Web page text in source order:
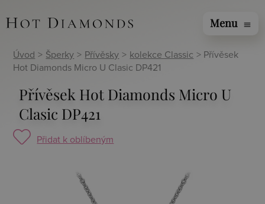
Menu menu
Úvod > Šperky > Přívěsky > kolekce Classic > Přívěsek
Hot Diamonds Micro U Clasic DP421
Přívěsek Hot Diamonds Micro U
Clasic DP421
Přidat k oblíbeným